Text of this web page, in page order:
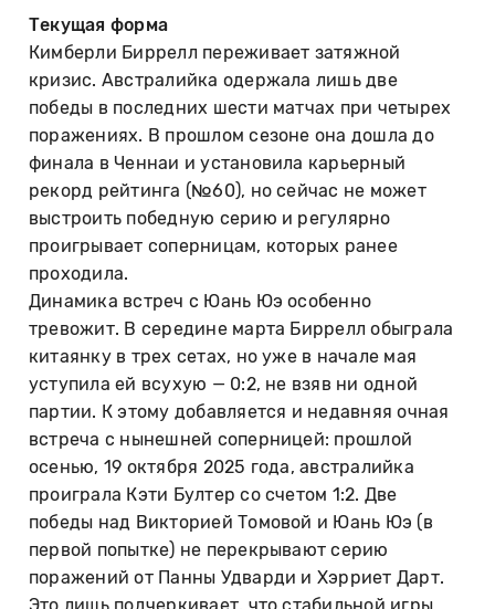
Текущая форма
Кимберли Биррелл переживает затяжной
кризис. Австралийка одержала лишь две
победы в последних шести матчах при четырех
поражениях. В прошлом сезоне она дошла до
финала в Ченнаи и установила карьерный
рекорд рейтинга (№60), но сейчас не может
выстроить победную серию и регулярно
проигрывает соперницам, которых ранее
проходила.
Динамика встреч с Юань Юэ особенно
тревожит. В середине марта Биррелл обыграла
китаянку в трех сетах, но уже в начале мая
уступила ей всухую — 0:2, не взяв ни одной
партии. К этому добавляется и недавняя очная
встреча с нынешней соперницей: прошлой
осенью, 19 октября 2025 года, австралийка
проиграла Кэти Бултер со счетом 1:2. Две
победы над Викторией Томовой и Юань Юэ (в
первой попытке) не перекрывают серию
поражений от Панны Удварди и Хэрриет Дарт.